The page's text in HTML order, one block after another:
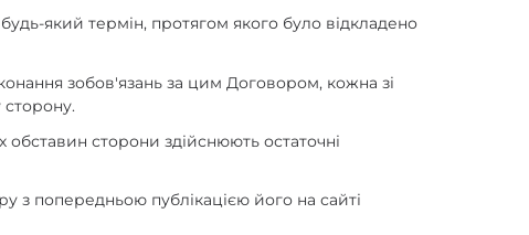
який термін, протягом якого було відкладено
зобов'язань за цим Договором, кожна зі
сторони здійснюють остаточні
з попередньою публікацією його на сайті